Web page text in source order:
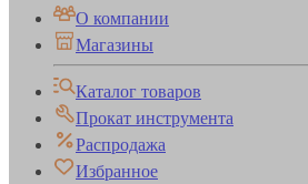
О компании
Магазины
Каталог товаров
Прокат инструмента
Распродажа
Избранное